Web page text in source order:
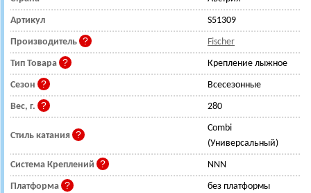
Артикул S51309
Производитель Fischer
Тип Товара Крепление лыжное
Сезон Всесезонные
Вес, г. 280
Стиль катания
Combi
(Универсальный)
Система Креплений NNN
Платформа без платформы